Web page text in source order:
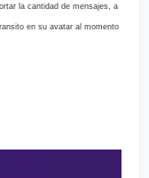
la cantidad de mensajes, a
en su avatar al momento